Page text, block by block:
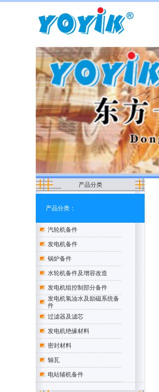
产品分类
产品分类：
汽轮机备件
发电机备件
锅炉备件
水轮机备件及增容改造
发电机组控制部分备件
发电机氢油水及励磁系统备
件
过滤器及滤芯
发电机绝缘材料
密封材料
轴瓦
电站辅机备件